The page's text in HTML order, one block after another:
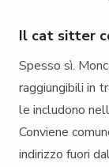
Il cat sitter
Spesso sì.
raggiungibili in
le includono
Conviene
indirizzo fuori